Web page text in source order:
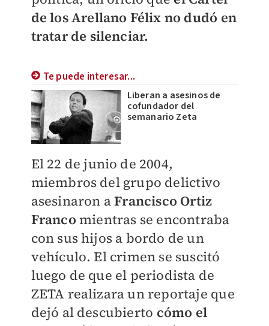
de los Arellano Félix no dudó en
tratar de silenciar.
Te puede interesar...
Liberan a asesinos de
cofundador del
semanario Zeta
El 22 de junio de 2004,
miembros del grupo delictivo
asesinaron aFrancisco Ortiz
Franco mientras se encontraba
con sus hijos a bordo de un
vehículo. El crimen se suscitó
luego de que el periodista de
ZETA realizara un reportaje que
dejó al descubierto cómo el